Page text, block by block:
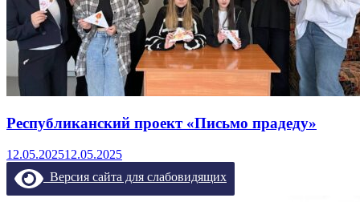
Республиканский проект «Письмо прадеду»
12.05.202512.05.2025
Версия сайта для слабовидящих